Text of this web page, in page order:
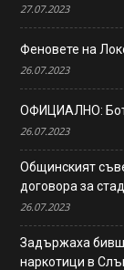
27.07.2023
Феновете на
26.07.2023
ОФИЦИАЛНО:
26.07.2023
Общинският
договора за
26.07.2023
Задържаха бивш
наркотици в